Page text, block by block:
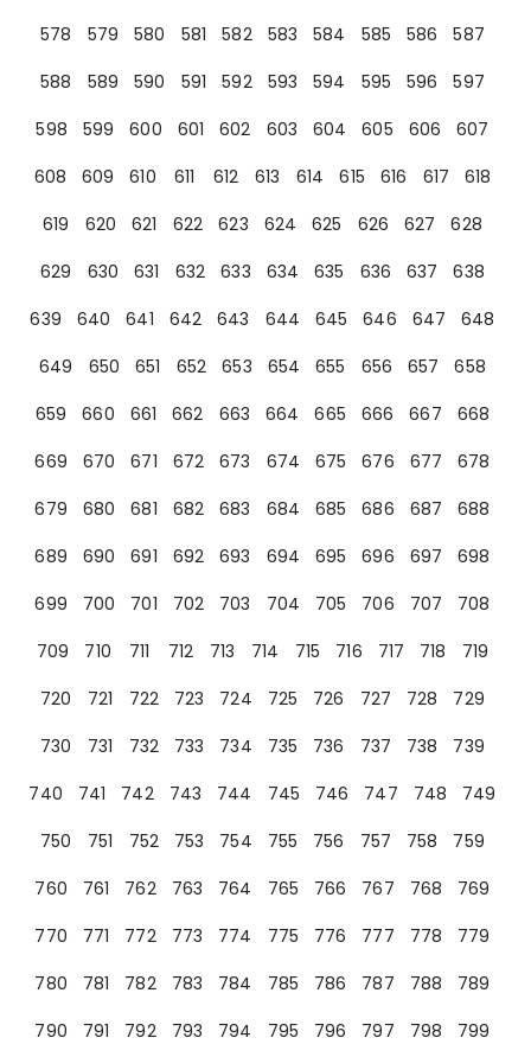
578
579 580 581 582 583 584 585 586
587
588
589 590 591 592 593 594 595 596
597
598
599 600 601 602 603 604 605 606
607
608
609 610 611 612 613 614 615 616 617
618
619
620 621 622 623 624 625 626 627
628
629
630 631 632 633 634 635 636 637
638
639
640 641 642 643 644 645 646 647
648
649
650 651 652 653 654 655 656 657
658
659
660 661 662 663 664 665 666 667
668
669
670 671 672 673 674 675 676 677
678
679
680 681 682 683 684 685 686 687
688
689
690 691 692 693 694 695 696 697
698
699
700 701 702 703 704 705 706 707
708
709
710 711 712 713 714 715 716 717 718
719
720
721 722 723 724 725 726 727 728
729
730
731 732 733 734 735 736 737 738
739
740
741 742 743 744 745 746 747 748
749
750
751 752 753 754 755 756 757 758
759
760
761 762 763 764 765 766 767 768
769
770
771 772 773 774 775 776 777 778
779
780
781 782 783 784 785 786 787 788
789
790
791 792 793 794 795 796 797 798
799